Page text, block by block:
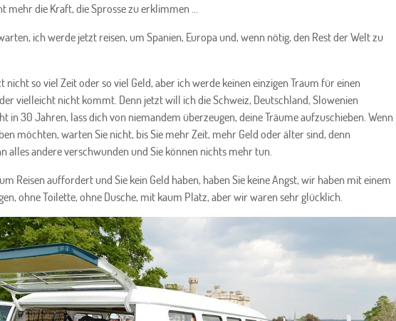
mehr die Kraft, die Sprosse zu erklimmen ...
ich werde jetzt reisen, um Spanien, Europa und, wenn nötig, den Rest der Welt zu
nicht so viel Zeit oder so viel Geld, aber ich werde keinen einzigen Traum für einen
vielleicht nicht kommt. Denn jetzt will ich die Schweiz, Deutschland, Slowenien
in 30 Jahren, lass dich von niemandem überzeugen, deine Träume aufzuschieben. Wenn
möchten, warten Sie nicht, bis Sie mehr Zeit, mehr Geld oder älter sind, denn
alles andere verschwunden und Sie können nichts mehr tun.
Reisen auffordert und Sie kein Geld haben, haben Sie keine Angst, wir haben mit einem
ohne Toilette, ohne Dusche, mit kaum Platz, aber wir waren sehr glücklich.